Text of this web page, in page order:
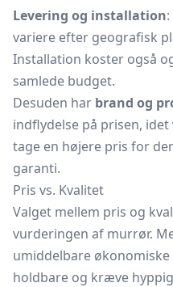
Levering og installation
variere efter geografisk
Installation koster også
samlede budget.
Desuden har brand og
indflydelse på prisen,
tage en højere pris for
garanti.
Pris vs. Kvalitet
Valget mellem pris og
vurderingen af murrør.
umiddelbare
holdbare og kræve